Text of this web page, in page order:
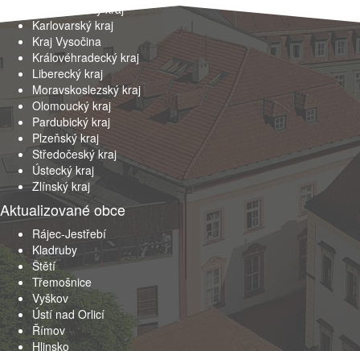
Jihomoravský kraj
Karlovarský kraj
Kraj Vysočina
Královéhradecký kraj
Liberecký kraj
Moravskoslezský kraj
Olomoucký kraj
Pardubický kraj
Plzeňský kraj
Středočeský kraj
Ústecký kraj
Zlínský kraj
Aktualizované obce
Rájec-Jestřebí
Kladruby
Štětí
Třemošnice
Vyškov
Ústí nad Orlicí
Římov
Hlinsko